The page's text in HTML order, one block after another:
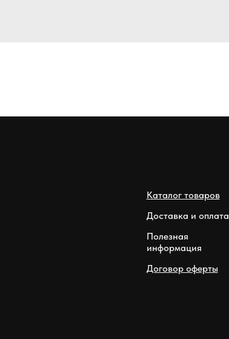
Каталог товаров
Доставка и оплата
Полезная
информация
Договор оферты